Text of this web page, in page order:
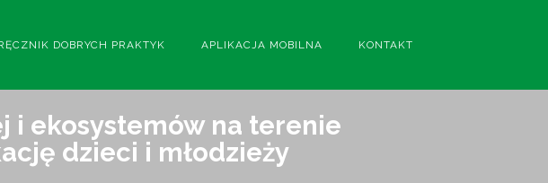
DOBRYCH PRAKTYK APLIKACJA MOBILNA KONTAKT
i ekosystemów na terenie
dzieci i młodzieży